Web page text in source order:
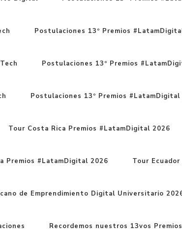
Postulaciones 13º Premios
Postulaciones 13º Premios
Postulaciones 13º Premios
Tour Costa Rica Premios #LatamDigital 2026
Premios #LatamDigital 2026 Tour
de Emprendimiento Digital Universitario
Recordemos nuestros 13vos